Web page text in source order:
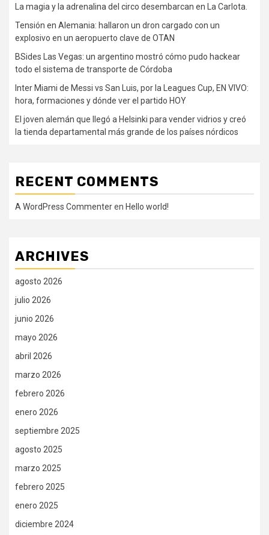
La magia y la adrenalina del circo desembarcan en La Carlota.
Tensión en Alemania: hallaron un dron cargado con un
explosivo en un aeropuerto clave de OTAN
BSides Las Vegas: un argentino mostró cómo pudo hackear
todo el sistema de transporte de Córdoba
Inter Miami de Messi vs San Luis, por la Leagues Cup, EN VIVO:
hora, formaciones y dónde ver el partido HOY
El joven alemán que llegó a Helsinki para vender vidrios y creó
la tienda departamental más grande de los países nórdicos
RECENT COMMENTS
A WordPress Commenteren Hello world!
ARCHIVES
agosto 2026
julio 2026
junio 2026
mayo 2026
abril 2026
marzo 2026
febrero 2026
enero 2026
septiembre 2025
agosto 2025
marzo 2025
febrero 2025
enero 2025
diciembre 2024